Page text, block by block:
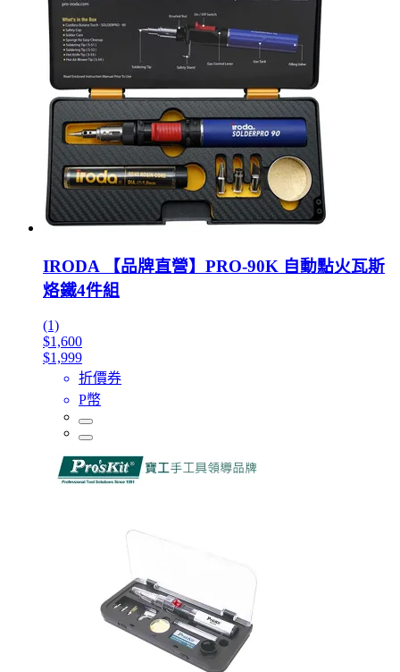
IRODA 【品牌直營】PRO-90K 自動點火瓦斯
烙鐵4件組
(1)
$1,600
$1,999
折價券
P幣